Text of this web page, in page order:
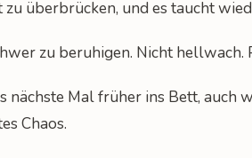
überbrücken, und es taucht
zu beruhigen. Nicht hellwach.
nächste Mal früher ins Bett, auch
Chaos.